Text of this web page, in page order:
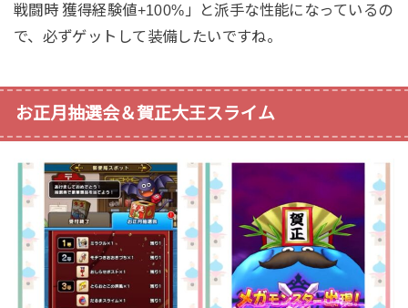
戦闘時 獲得経験値+100%」と派手な性能になっているの
で、必ずゲットして装備したいですね。
お正月抽選会＆賀正大王スライム